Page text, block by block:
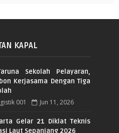
KAPAL
Sekolah Pelayaran,
Kerjasama Dengan Tiga
001 Jun 11, 2026
Gelar 21 Diklat Teknis
Laut Sepanjang 2026